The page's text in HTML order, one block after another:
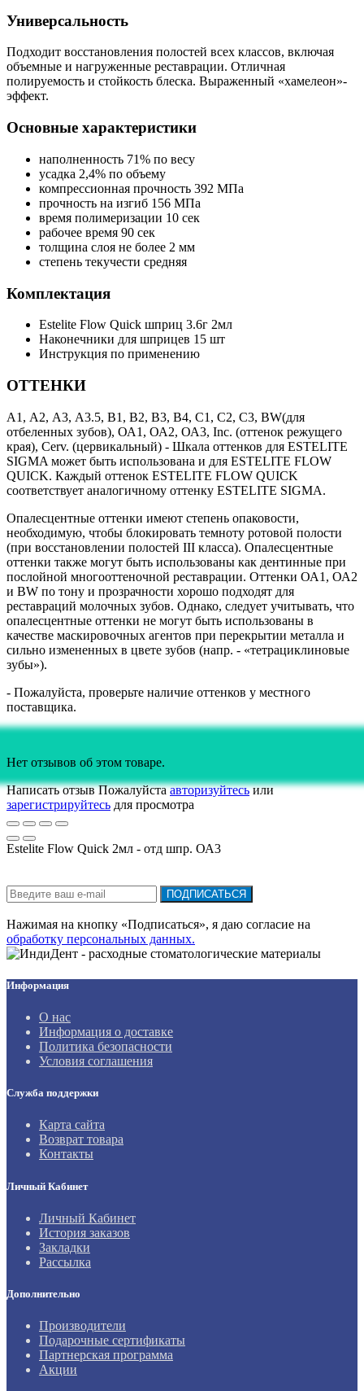
Универсальность
Подходит восстановления полостей всех классов, включая
объемные и нагруженные реставрации. Отличная
полируемость и стойкость блеска. Выраженный «хамелеон»-
эффект.
Основные характеристики
наполненность 71% по весу
усадка 2,4% по объему
компрессионная прочность 392 МПа
прочность на изгиб 156 МПа
время полимеризации 10 сек
рабочее время 90 сек
толщина слоя не более 2 мм
степень текучести средняя
Комплектация
Estelite Flow Quick шприц 3.6г 2мл
Наконечники для шприцев 15 шт
Инструкция по применению
ОТТЕНКИ
А1, А2, А3, А3.5, В1, В2, В3, В4, С1, С2, С3, BW(для
отбеленных зубов), ОА1, ОА2, ОА3, Inc. (оттенок режущего
края), Cerv. (цервикальный) - Шкала оттенков для ESTELITE
SIGMA может быть использована и для ESTELITE FLOW
QUICK. Каждый оттенок ESTELITE FLOW QUICK
соответствует аналогичному оттенку ESTELITE SIGMA.
Опалесцентные оттенки имеют степень опаковости,
необходимую, чтобы блокировать темноту ротовой полости
(при восстановлении полостей III класса). Опалесцентные
оттенки также могут быть использованы как дентинные при
послойной многооттеночной реставрации. Оттенки ОА1, ОА2
и BW по тону и прозрачности хорошо подходят для
реставраций молочных зубов. Однако, следует учитывать, что
опалесцентные оттенки не могут быть использованы в
качестве маскировочных агентов при перекрытии металла и
сильно измененных в цвете зубов (напр. - «тетрациклиновые
зубы»).
- Пожалуйста, проверьте наличие оттенков у местного
поставщика.
Нет отзывов об этом товаре.
Написать отзывПожалуйстаавторизуйтесьили
зарегистрируйтесь для просмотра
Estelite Flow Quick 2мл - отд шпр. ОА3
ПОДПИСАТЬСЯ
Нажимая на кнопку «Подписаться», я даю cогласие на
обработку персональных данных.
Информация
О нас
Информация о доставке
Политика безопасности
Условия соглашения
Служба поддержки
Карта сайта
Возврат товара
Контакты
Личный Кабинет
Личный Кабинет
История заказов
Закладки
Рассылка
Дополнительно
Производители
Подарочные сертификаты
Партнерская программа
Акции